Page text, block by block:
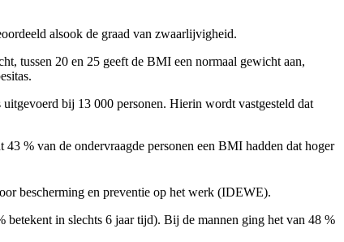
alsook de graad van zwaarlijvigheid.
tussen 20 en 25 geeft de BMI een normaal gewicht aan,
bij 13 000 personen. Hierin wordt vastgesteld dat
% van de ondervraagde personen een BMI hadden dat hoger
bescherming en preventie op het werk (IDEWE).
betekent in slechts 6 jaar tijd). Bij de mannen ging het van 48 %